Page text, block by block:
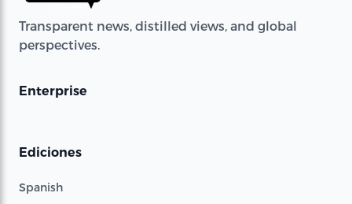
Transparent news, distilled views, and global
perspectives.
Enterprise
Ediciones
Spanish